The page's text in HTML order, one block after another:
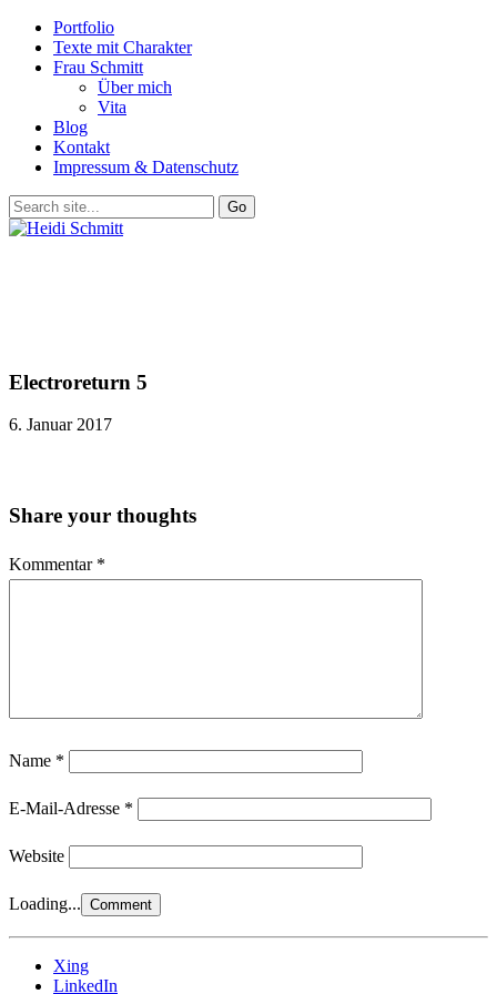
Portfolio
Texte mit Charakter
Frau Schmitt
Über mich
Vita
Blog
Kontakt
Impressum & Datenschutz
Electroreturn 5
6. Januar 2017
Share your thoughts
Kommentar *
Name *
E-Mail-Adresse *
Website
Loading...
Xing
LinkedIn